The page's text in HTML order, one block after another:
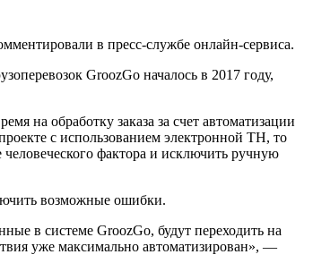
в пресс-службе онлайн-сервиса.
GroozGo началось в 2017 году,
на обработку заказа за счет автоматизации
с использованием электронной ТН, то
фактора и исключить ручную
возможные ошибки.
в системе GroozGo, будут переходить на
уже максимально автоматизирован», —